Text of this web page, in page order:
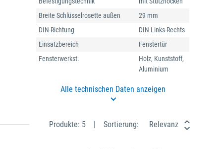
Breite Schlüsselrosette außen
29 mm
DIN-Richtung
DIN Links-Rechts
Einsatzbereich
Fenstertür
Fensterwerkst.
Holz, Kunststoff,
Aluminium
Alle technischen Daten anzeigen
Produkte: 5 Sortierung: Relevanz